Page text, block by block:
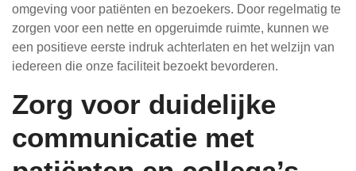
omgeving voor patiënten en bezoekers. Door regelmatig te
zorgen voor een nette en opgeruimde ruimte, kunnen we
een positieve eerste indruk achterlaten en het welzijn van
iedereen die onze faciliteit bezoekt bevorderen.
Zorg voor duidelijke
communicatie met